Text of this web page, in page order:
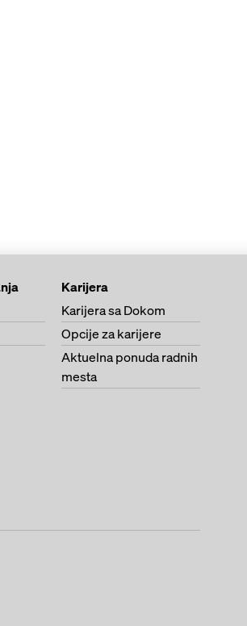
Karijera
Karijera sa Dokom
Opcije za karijere
Aktuelna ponuda radnih
mesta